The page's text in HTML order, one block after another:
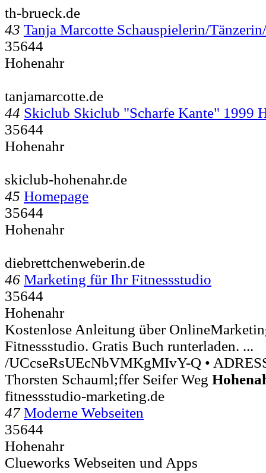
th-brueck.de
43 Tanja Marcotte Schauspielerin/
35644
Hohenahr
tanjamarcotte.de
44 Skiclub Skiclub "Scharfe Kante" 1999
35644
Hohenahr
skiclub-hohenahr.de
45 Homepage
35644
Hohenahr
diebrettchenweberin.de
46 Marketing für Ihr Fitnessstudio
35644
Hohenahr
Kostenlose Anleitung über
Fitnessstudio. Gratis Buch runterladen. ...
/UCcseRsUEcNbVMKgMIvY-Q •
Thorsten Schauml;ffer Seifer Weg
fitnessstudio-marketing.de
47 Moderne Webseiten
35644
Hohenahr
Clueworks Webseiten und Apps